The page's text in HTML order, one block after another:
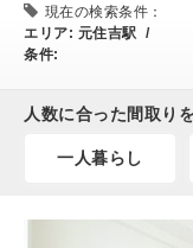
現在の検索条件：
エリア: 元住吉駅 /
条件:
人数に合った間取り
一人暮らし